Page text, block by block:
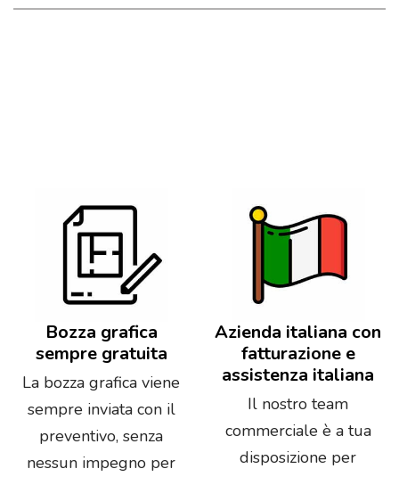
Bozza grafica
sempre gratuita
La bozza grafica viene
sempre inviata con il
preventivo, senza
nessun impegno per
Azienda italiana con
fatturazione e
assistenza italiana
Il nostro team
commerciale è a tua
disposizione per